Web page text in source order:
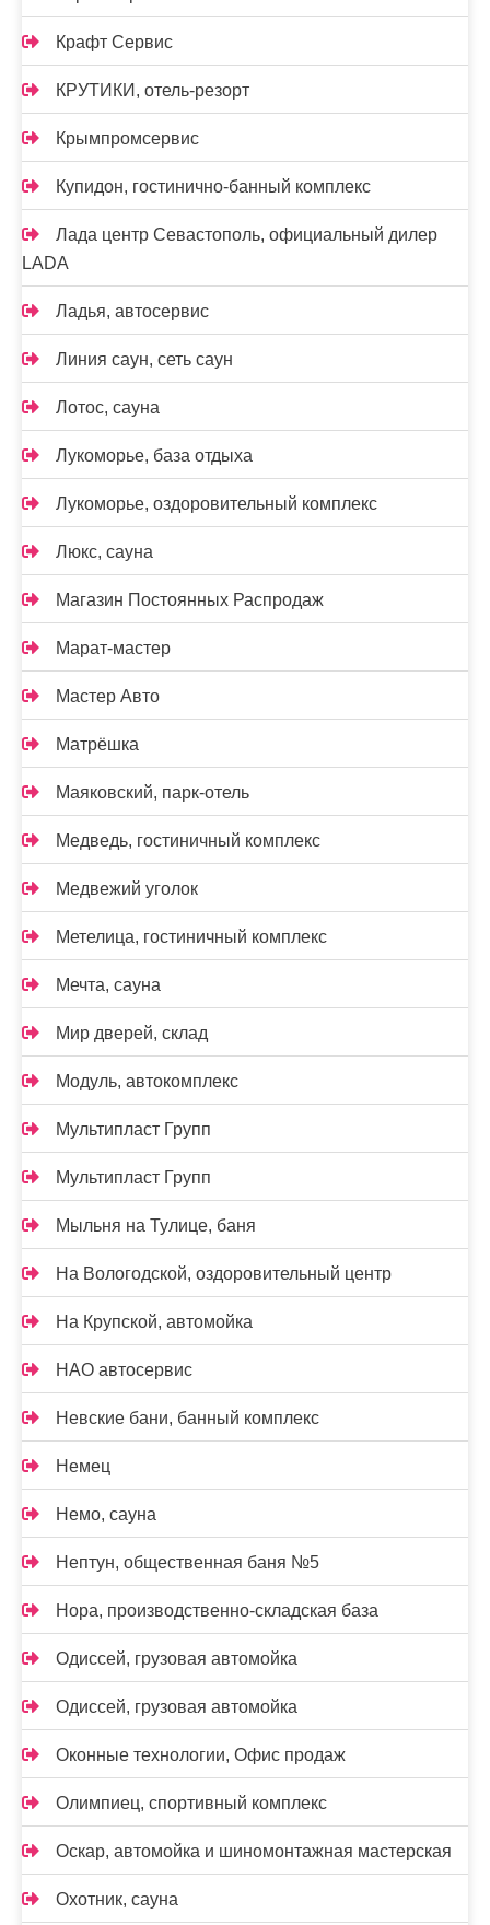
Крафт Сервис
КРУТИКИ, отель-резорт
Крымпромсервис
Купидон, гостинично-банный комплекс
Лада центр Севастополь, официальный дилер
LADA
Ладья, автосервис
Линия саун, сеть саун
Лотос, сауна
Лукоморье, база отдыха
Лукоморье, оздоровительный комплекс
Люкс, сауна
Магазин Постоянных Распродаж
Марат-мастер
Мастер Авто
Матрёшка
Маяковский, парк-отель
Медведь, гостиничный комплекс
Медвежий уголок
Метелица, гостиничный комплекс
Мечта, сауна
Мир дверей, склад
Модуль, автокомплекс
Мультипласт Групп
Мультипласт Групп
Мыльня на Тулице, баня
На Вологодской, оздоровительный центр
На Крупской, автомойка
НАО автосервис
Невские бани, банный комплекс
Немец
Немо, сауна
Нептун, общественная баня №5
Нора, производственно-складская база
Одиссей, грузовая автомойка
Одиссей, грузовая автомойка
Оконные технологии, Офис продаж
Олимпиец, спортивный комплекс
Оскар, автомойка и шиномонтажная мастерская
Охотник, сауна